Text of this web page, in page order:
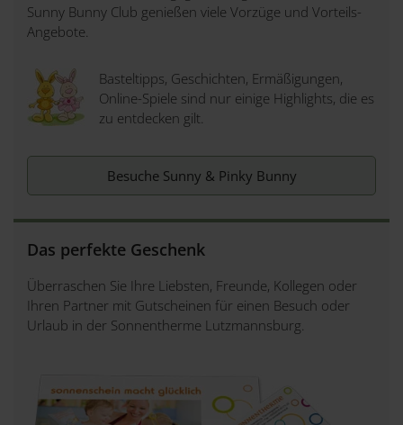
Sunny Bunny Club genießen viele Vorzüge und Vorteils-
Angebote.
Basteltipps, Geschichten, Ermäßigungen,
Online-Spiele sind nur einige Highlights, die es
zu entdecken gilt.
Besuche Sunny & Pinky Bunny
Das perfekte Geschenk
Überraschen Sie Ihre Liebsten, Freunde, Kollegen oder
Ihren Partner mit Gutscheinen für einen Besuch oder
Urlaub in der Sonnentherme Lutzmannsburg.